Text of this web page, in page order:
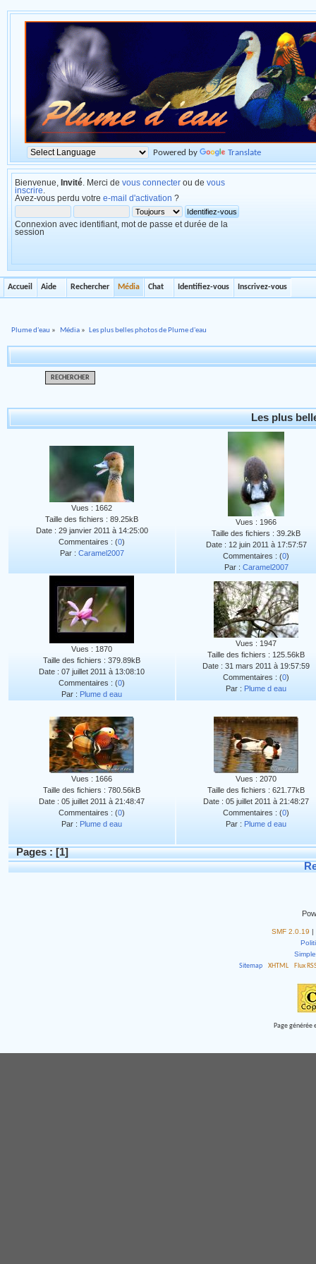
Powered by Translate
Bienvenue, Invité . Merci de vous connecter ou de vous
inscrire
Avez-vous perdu votre e-mail d'activation ?
Connexion avec identifiant, mot de passe et durée de la
session
Accueil Aide Rechercher Média Chat Identifiez-vous Inscrivez-vous
Plume d'eau » Média» Les plus belles photos de Plume d'eau
RECHERCHER
Les plus
Vues : 1662
Taille des fichiers : 89.25kB
Date : 29 janvier 2011 à 14:25:00
Commentaires : (0)
Par : Caramel2007
Vues : 1966
Taille des fichiers : 39.2kB
Date : 12 juin 2011 à 17:57:57
Commentaires : (0)
Par : Caramel2007
Vues : 1870
Taille des fichiers : 379.89kB
Date : 07 juillet 2011 à 13:08:10
Commentaires : (0)
Par : Plume d eau
Vues : 1947
Taille des fichiers : 125.56kB
Date : 31 mars 2011 à 19:57:59
Commentaires : (0)
Par : Plume d eau
Vues : 1666
Taille des fichiers : 780.56kB
Date : 05 juillet 2011 à 21:48:47
Commentaires : (0)
Par : Plume d eau
Vues : 2070
Taille des fichiers : 621.77kB
Date : 05 juillet 2011 à 21:48:27
Commentaires : (0)
Par : Plume d eau
Pages : [1]
SMF 2.0.19 |
Sitemap
XHTML Flux
Page générée